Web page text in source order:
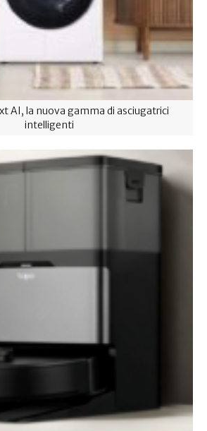
AI, la nuova gamma di asciugatrici
intelligenti